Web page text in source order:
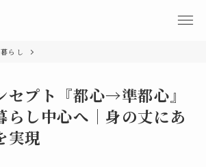
暮らし
セプト『都心→準都心』
し中心へ｜身の丈にあ
実現